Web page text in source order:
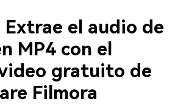
el audio de
MP4 con el
gratuito de
Filmora